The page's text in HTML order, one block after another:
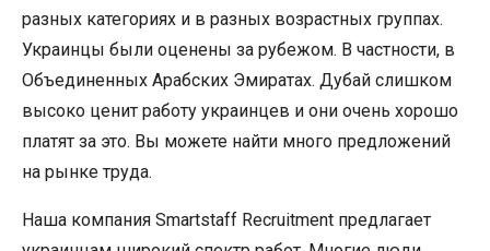
разных категориях и в разных возрастных группах.
Украинцы были оценены за рубежом. В частности, в
Объединенных Арабских Эмиратах. Дубай слишком
высоко ценит работу украинцев и они очень хорошо
платят за это. Вы можете найти много предложений
на рынке труда.
Наша компания Smartstaff Recruitment предлагает